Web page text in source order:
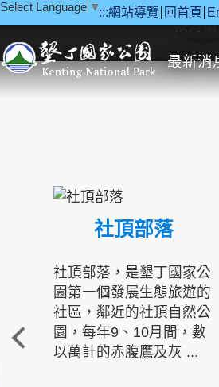
:::網站導覽 回首頁
Select Language ▼
最新消
教育
社頂部落
社頂部落，是墾丁國家公
園第一個發展生態旅遊的
社區，鄰近的社頂自然公
園，每年9、10月間，數
以萬計的赤腹鷹及灰 ...